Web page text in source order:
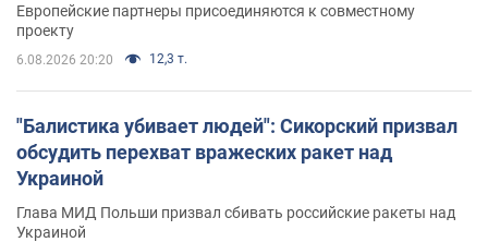
Европейские партнеры присоединяются к совместному
проекту
6.08.2026 20:20 12,3 т.
"Балистика убивает людей": Сикорский призвал
обсудить перехват вражеских ракет над
Украиной
Глава МИД Польши призвал сбивать российские ракеты над
Украиной